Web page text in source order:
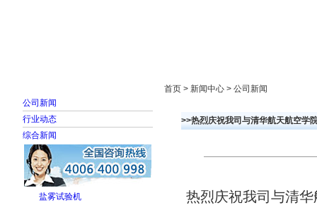
公司新闻
行业动态
综合新闻
盐雾试验机
首页 > 新闻中心 > 公司新闻
>>热烈庆祝我司与清华航天航空学
热烈庆祝我司与清